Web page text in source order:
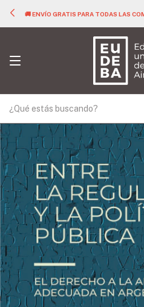
🚚 ENVÍO GRATIS PARA TODAS LAS